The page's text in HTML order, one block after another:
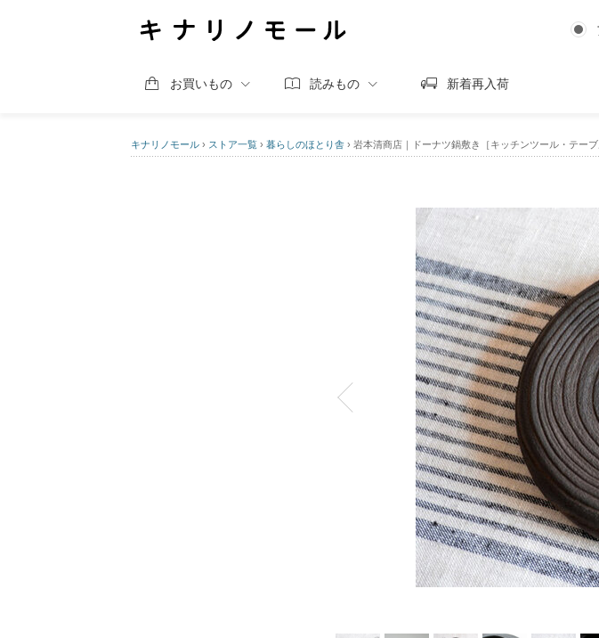
お買いもの 読みもの 新着再入荷
キナリノモール › ストア一覧 › 暮らしのほとり舎 › 岩本清商店｜ドーナツ鍋敷き［キッチンツール・テーブ